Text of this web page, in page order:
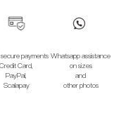
secure payments
Credit Card,
PayPal,
Scalapay
Whatsapp assistance
on sizes
and
other photos